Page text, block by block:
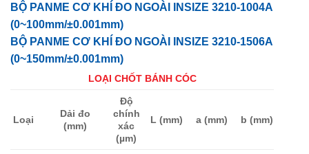
BỘ PANME CƠ KHÍ ĐO NGOÀI INSIZE 3210-1004A
(0~100mm/±0.001mm)
BỘ PANME CƠ KHÍ ĐO NGOÀI INSIZE 3210-1506A
(0~150mm/±0.001mm)
LOẠI CHỐT BÁNH CÓC
Loại
Dải đo
(mm)
Độ
chính
xác
(µm)
L (mm) a (mm) b (mm)